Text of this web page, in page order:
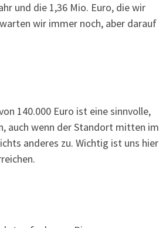
und die 1,36 Mio. Euro, die wir
wir immer noch, aber darauf
140.000 Euro ist eine sinnvolle,
auch wenn der Standort mitten im
anderes zu. Wichtig ist uns hier